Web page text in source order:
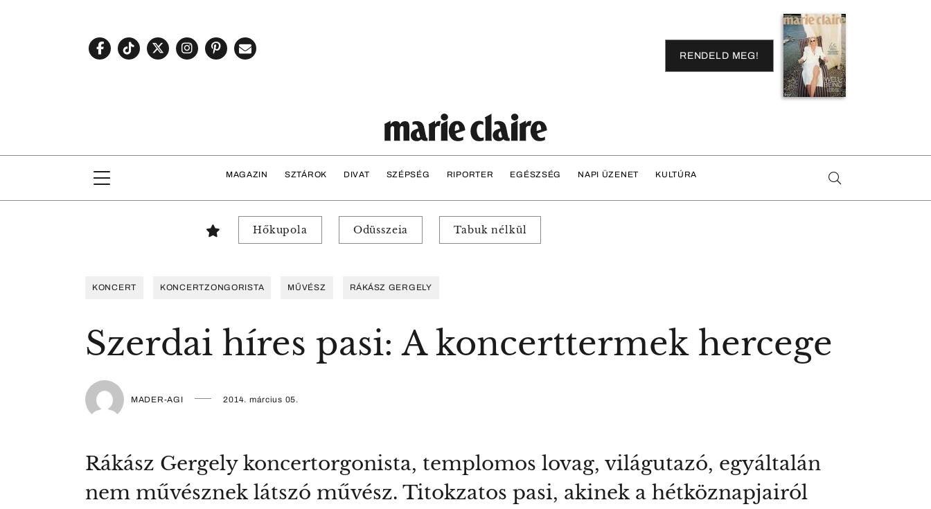
RENDELD MEG!
MAGAZIN SZTÁROK DIVAT SZÉPSÉG RIPORTER EGÉSZSÉG NAPI ÜZENET KULTÚRA
Hőkupola Odüsszeia Tabuk nélkül
KONCERT KONCERTZONGORISTA MŰVÉSZ RÁKÁSZ GERGELY
Szerdai híres pasi: A koncerttermek hercege
MADER-AGI 2014. március 05.
Rákász Gergely koncertorgonista, templomos lovag, világutazó, egyáltalán
nem művésznek látszó művész. Titokzatos pasi, akinek a hétköznapjairól